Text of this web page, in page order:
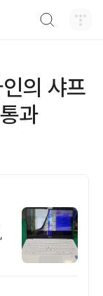
의 샤프
과